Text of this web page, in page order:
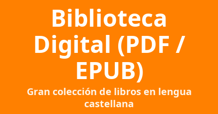
Biblioteca
Digital (PDF /
EPUB)
Gran colección de libros en lengua
castellana